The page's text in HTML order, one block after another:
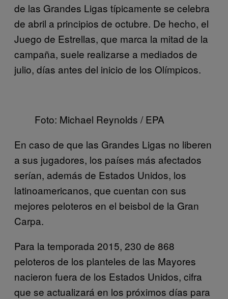
de las Grandes Ligas típicamente se celebra
de abril a principios de octubre. De hecho, el
Juego de Estrellas, que marca la mitad de la
campaña, suele realizarse a mediados de
julio, días antes del inicio de los Olímpicos.
Foto: Michael Reynolds / EPA
En caso de que las Grandes Ligas no liberen
a sus jugadores, los países más afectados
serían, además de Estados Unidos, los
latinoamericanos, que cuentan con sus
mejores peloteros en el beisbol de la Gran
Carpa.
Para la temporada 2015, 230 de 868
peloteros de los planteles de las Mayores
nacieron fuera de los Estados Unidos, cifra
que se actualizará en los próximos días para